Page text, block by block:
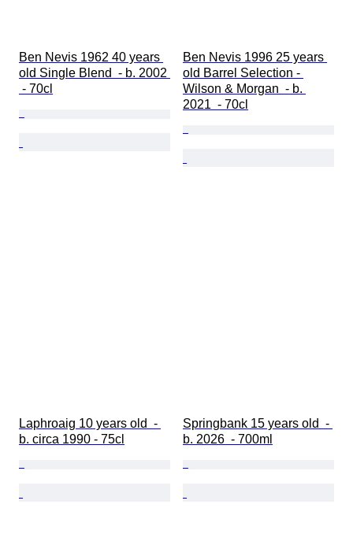
Ben Nevis 1962 40 years
old Single Blend  - b. 2002
- 70cl
Ben Nevis 1996 25 years
old Barrel Selection -
Wilson & Morgan  - b.
2021  - 70cl
Laphroaig 10 years old  -
b. circa 1990 - 75cl
Springbank 15 years old  -
b. 2026  - 700ml